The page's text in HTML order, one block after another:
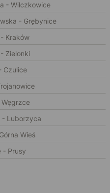
- Wilczkowice
- Grębynice
Kraków
Zielonki
Czulice
- Luborzyca
Wieś
- Prusy